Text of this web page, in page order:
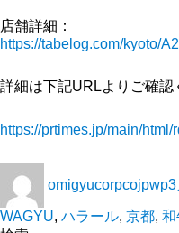
店舗詳細：
https://tabelog.com/kyoto/
詳細は下記URLよりご確認
https://prtimes.jp/main/
omigyucorpcojpwp3
WAGYU, ハラール, 京都, 和